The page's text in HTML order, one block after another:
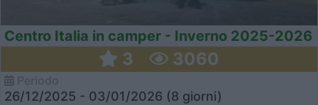
Centro Italia in camper - Inverno 2025-2026
3 3060
26/12/2025 - 03/01/2026 (8 giorni)